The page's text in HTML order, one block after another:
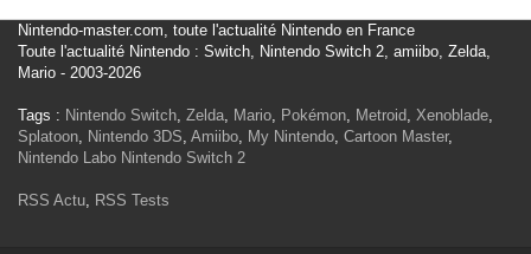
Nintendo-master.com, toute l'actualité Nintendo en France
Toute l'actualité Nintendo : Switch, Nintendo Switch 2, amiibo, Zelda,
Mario - 2003-2026
Tags : Nintendo Switch, Zelda, Mario, Pokémon, Metroid, Xenoblade,
Splatoon, Nintendo 3DS, Amiibo, My Nintendo, Cartoon Master,
Nintendo Labo Nintendo Switch 2
RSS Actu, RSS Tests